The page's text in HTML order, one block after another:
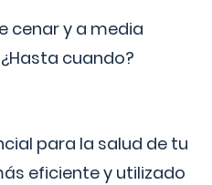
cenar y a media
cuando?
para la salud de tu
eficiente y utilizado